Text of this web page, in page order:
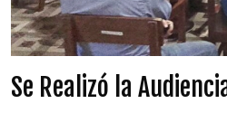
Se Realizó la